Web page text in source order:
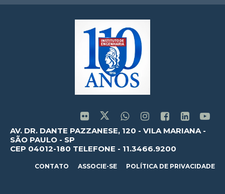
AV. DR. DANTE PAZZANESE, 120 - VILA MARIANA -
SÃO PAULO - SP
CEP 04012-180 TELEFONE - 11.3466.9200
CONTATO ASSOCIE-SE POLÍTICA DE PRIVACIDADE